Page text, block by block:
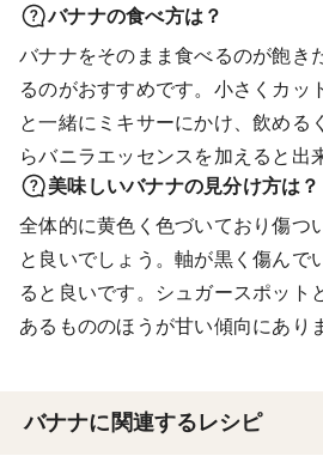
バナナの食べ方は？
バナナをそのまま食べるのが飽き
るのがおすすめです。小さくカッ
と一緒にミキサーにかけ、飲める
らバニラエッセンスを加えると出
美味しいバナナの見分け方は？
全体的に黄色く色づいており傷つ
と良いでしょう。軸が黒く傷んで
ると良いです。シュガースポット
あるもののほうが甘い傾向にあり
バナナに関連するレシピ